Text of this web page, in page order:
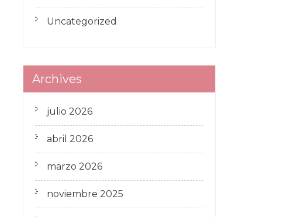
Uncategorized
Archives
julio 2026
abril 2026
marzo 2026
noviembre 2025